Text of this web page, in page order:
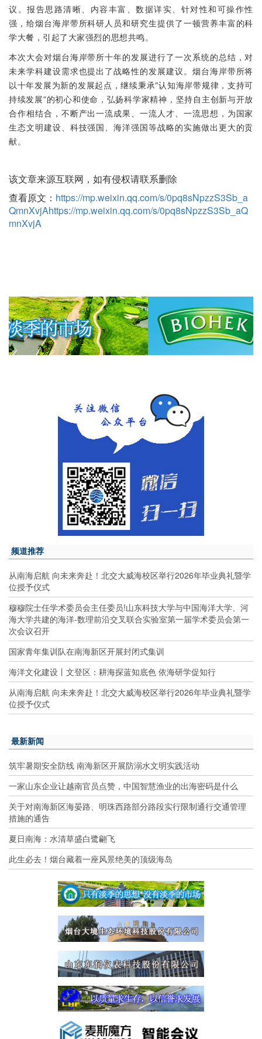
议。报告思路清晰、内容丰富、数据详实、针对性和可操作性
强，给烟台海岸带所科研人员和研究生提供了一顿营养丰富的科
学大餐，引起了大家强烈的思想共鸣。
本次大会对烟台海岸带所十年的发展进行了一次系统的总结，对
未来学科建设需求也提出了战略性的发展建议。 烟台海岸带所将
以十年发展为新的发展起点，继续秉承“认知海岸带规律，支持可
持续发展”的初心和使命，弘扬科学家精神，坚持自主创新与开放
合作相结合，不断产出一流成果、一流人才、一流思想，为国家
生态文明建设、科技强国、海洋强国等战略的实施做出更大的贡
献。
该文章来源互联网，如有侵权请联系删除
查看原文： https://mp.weixin.qq.com/s/0pq8sNpzzS3Sb_a
QmnXvjAhttps://mp.weixin.qq.com/s/0pq8sNpzzS3Sb_aQ
mnXvjA
频道推荐
从南海启航 向未来奔赴！北交大威海校区举行2026年毕业典礼暨学
位授予仪式
穆穆院士任学术委员会主任委员!山东科技大学与中国海洋大学、河
海大学共建的海洋-数理前沿交叉联合实验室第一届学术委员会第一
次会议召开
国家青年集训队在南海新区开展封闭式集训
海洋文化建设丨文登区：耕海探蓝知底色 依海研学促知行
从南海启航 向未来奔赴！北交大威海校区举行2026年毕业典礼暨学
位授予仪式
最新新闻
筑牢暑期安全防线 南海新区开展防溺水文明实践活动
一家山东企业让越南官员点赞，中国智慧渔业的出海密码是什么
关于对南海新区海晏路、明珠西路部分路段实行限制通行交通管理
措施的通告
夏日南海：水清草盛白鹭翩飞
此生必去！烟台藏着一座风景绝美的顶级海岛